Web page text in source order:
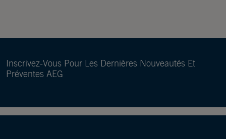
Inscrivez-Vous Pour Les Dernières Nouveautés Et
Préventes AEG